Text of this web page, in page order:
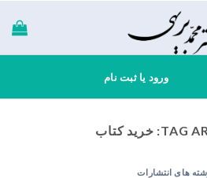
ورود یا ثبت نام
TAG خرید کتاب
های انتشارات